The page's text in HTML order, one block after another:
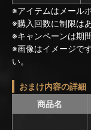
※アイテムはメール
※購入回数に制限は
※キャンペーンは期
※画像はイメージで
い。
おまけ内容の詳細
商品名